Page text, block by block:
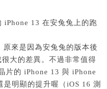
iPhone 13 在安兔兔上的跑
原來是因為安兔兔的版本後
大的差異。不過非常值得
片的 iPhone 13 與 iPhone
明顯的提升喔（iOS 16 測